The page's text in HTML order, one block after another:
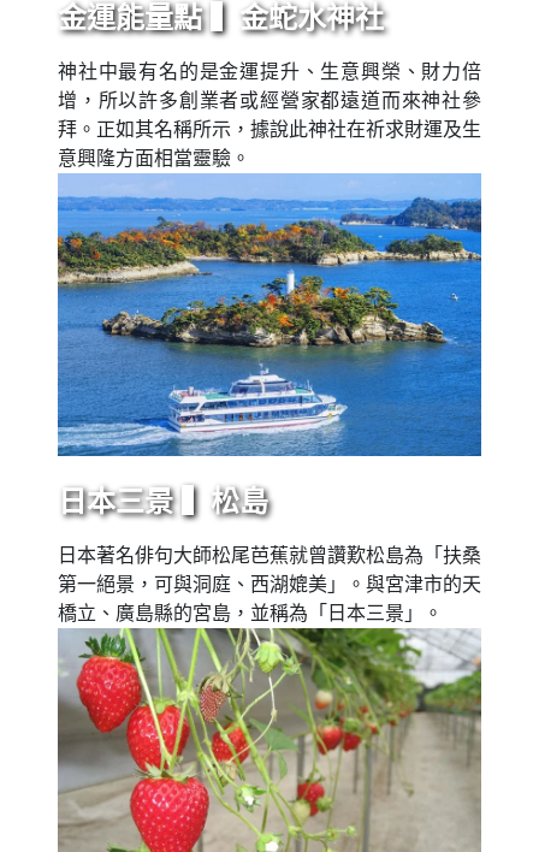
金運能量點 ▍金蛇水神社
神社中最有名的是金運提升、生意興榮、財力倍
增，所以許多創業者或經營家都遠道而來神社參
拜。正如其名稱所示，據說此神社在祈求財運及生
意興隆方面相當靈驗。
日本三景 ▍松島
日本著名俳句大師松尾芭蕉就曾讚歎松島為「扶桑
第一絕景，可與洞庭、西湖媲美」。與宮津市的天
橋立、廣島縣的宮島，並稱為「日本三景」。